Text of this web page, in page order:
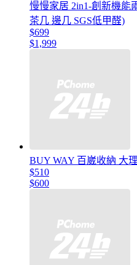
慢慢家居 2in1-創新機能
茶几 邊几 SGS低甲醛)
$699
$1,999
BUY WAY 百崴收納 大
$510
$600